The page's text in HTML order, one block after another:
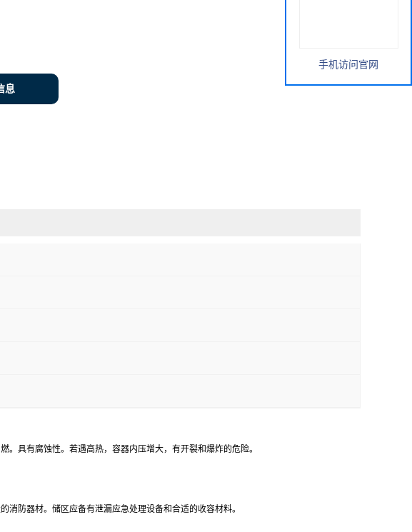
息
具有腐蚀性。若遇高热，容器内压增大，有开裂和爆炸的危险。
防器材。储区应备有泄漏应急处理设备和合适的收容材料。
手机访问官网